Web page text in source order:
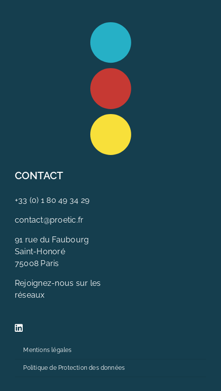
CONTACT
+33 (0) 1 80 49 34 29
contact@proetic.fr
91 rue du Faubourg
Saint-Honoré
75008 Paris
Rejoignez-nous sur les
réseaux
Mentions légales
Politique de Protection des données